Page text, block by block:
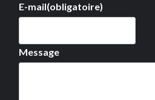
E-mail(obligatoire)
Message